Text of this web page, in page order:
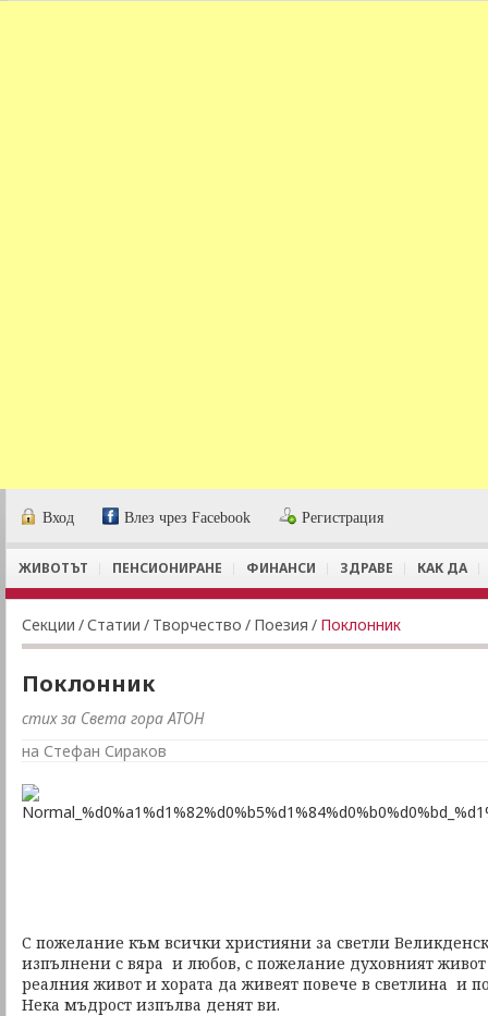
Вход Влез чрез Facebook Регистрация
ЖИВОТЪТ ПЕНСИОНИРАНЕ ФИНАНСИ ЗДРАВЕ КАК ДА
Секции /Статии / Творчество / Поезия / Поклонник
Поклонник
стих за Света гора АТОН
на Стефан Сираков
С пожелание към всички християни за светли
изпълнени с вяра и любов, с пожелание духовният
реалния живот и хората да живеят повече в светлина и
Нека мъдрост изпълва денят ви.